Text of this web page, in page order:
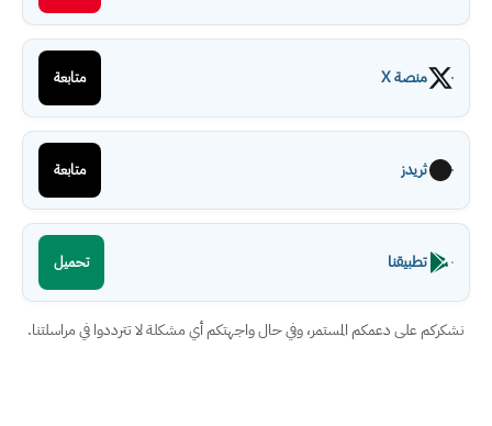
منصة X متابعة
ثريدز متابعة
تطبيقنا تحميل
نشكركم على دعمكم المستمر، وفي حال واجهتكم أي مشكلة لا تترددوا في مراسلتنا.